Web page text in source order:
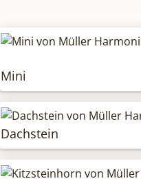
Mini
Dachstein